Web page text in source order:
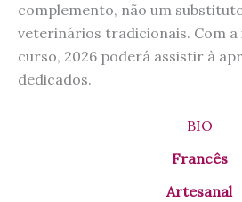
complemento, não um
veterinários tradicionais. Com a
curso, 2026 poderá assistir à
dedicados.
BIO
Francês
Artesanal